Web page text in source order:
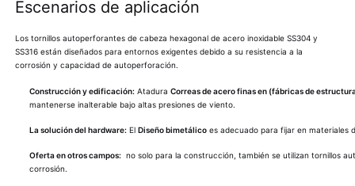
Escenarios de aplicación
Los tornillos autoperforantes de cabeza hexagonal de acero inoxidable SS304 y
SS316 están diseñados para entornos exigentes debido a su resistencia a la
corrosión y capacidad de autoperforación.
Construcción y edificación: AtaduraCorreas de acero finas en (fábricas de
mantenerse inalterable bajo altas presiones de viento.
La solución del hardware: ElDiseño bimetálico es adecuado para fijar en materiales
Oferta en otros campos: no solo para la construcción, también se utilizan tornillos
corrosión.